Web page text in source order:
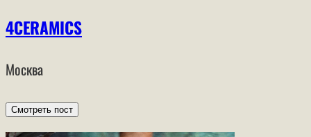
4CERAMICS
Москва
Смотреть пост